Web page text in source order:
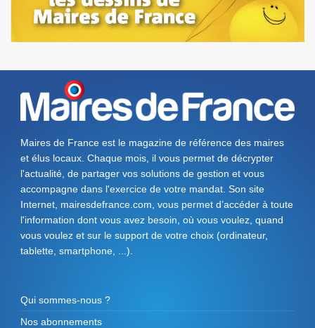
Maires de France est le magazine de référence des maires
et élus locaux. Chaque mois, il vous permet de décrypter
l'actualité, de partager vos solutions de gestion et vous
accompagne dans l'exercice de votre mandat. Son site
Internet, mairesdefrance.com, vous permet d’accéder à toute
l'information dont vous avez besoin, où vous voulez, quand
vous voulez et sur le support de votre choix (ordinateur,
tablette, smartphone, ...).
Qui sommes-nous ?
Nos abonnements